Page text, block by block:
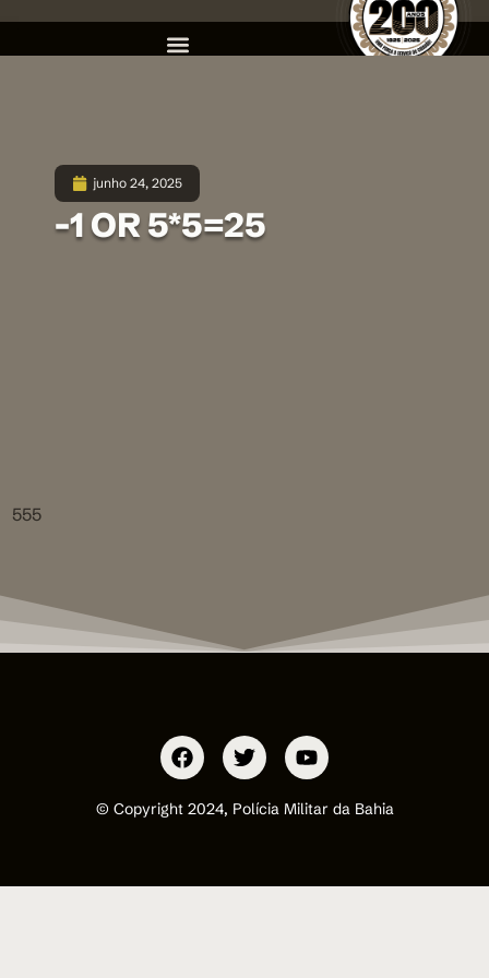
junho 24, 2025
-1 OR 5*5=25
555
© Copyright 2024, Polícia Militar da Bahia